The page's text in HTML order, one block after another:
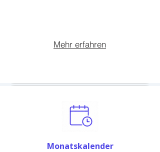
Mehr erfahren
Monatskalender